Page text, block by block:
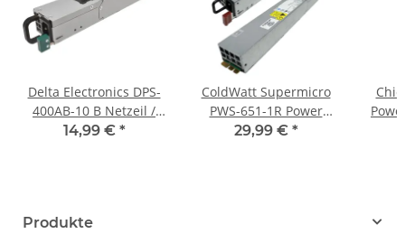
Delta Electronics DPS-
400AB-10 B Netzeil /
PSU 450W
14,99 € *
ColdWatt Supermicro
PWS-651-1R Power
Supply / Netzteil
29,99 € *
Produkte